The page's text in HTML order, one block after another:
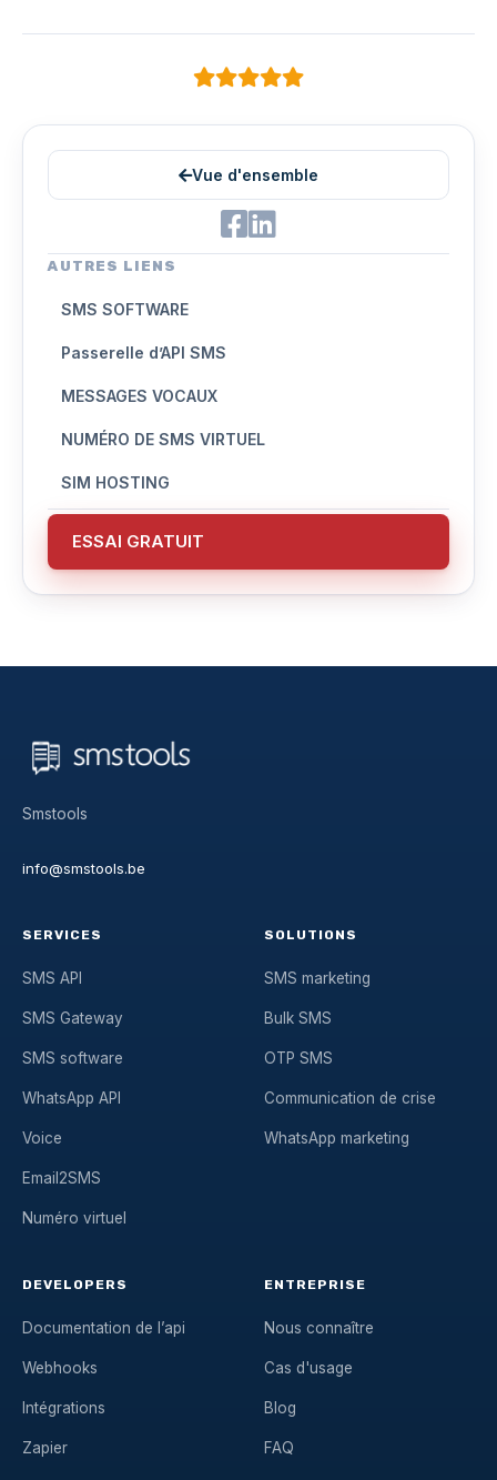
Vue d'ensemble
AUTRES LIENS
SMS SOFTWARE
Passerelle d’API SMS
MESSAGES VOCAUX
NUMÉRO DE SMS VIRTUEL
SIM HOSTING
ESSAI GRATUIT
Smstools
info@smstools.be
SERVICES
SMS API
SMS Gateway
SMS software
WhatsApp API
Voice
Email2SMS
Numéro virtuel
SOLUTIONS
SMS marketing
Bulk SMS
OTP SMS
Communication de crise
WhatsApp marketing
DEVELOPERS
Documentation de l’api
Webhooks
Intégrations
Zapier
ENTREPRISE
Nous connaître
Cas d'usage
Blog
FAQ